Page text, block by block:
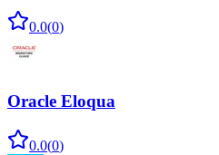
0.0(0)
Oracle Eloqua
0.0(0)